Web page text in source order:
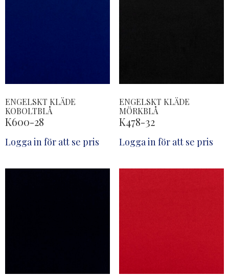
ENGELSKT KLÄDE
KOBOLTBLÅ
K600-28
Logga in för att se pris
ENGELSKT KLÄDE
MÖRKBLÅ
K478-32
Logga in för att se pris